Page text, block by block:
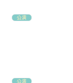
公演
公演